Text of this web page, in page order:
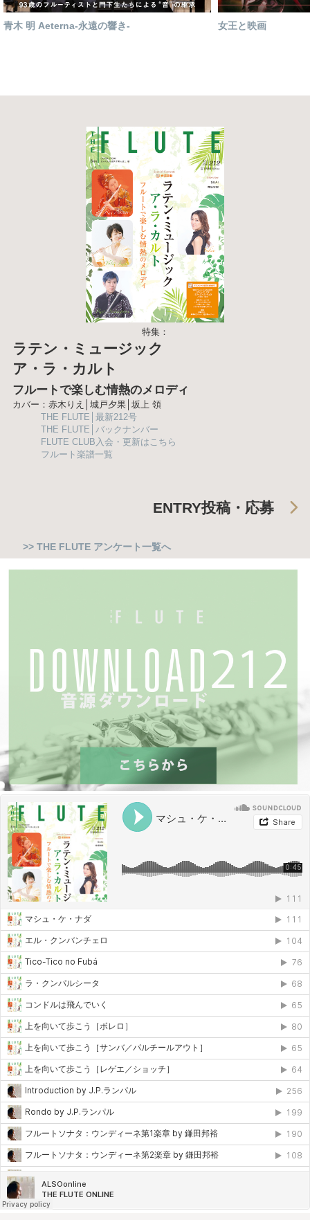
青木 明 Aeterna-永遠の響き- 女王と映画
特集：
ラテン・ミュージック
ア・ラ・カルト
フルートで楽しむ情熱のメロディ
カバー：赤木りえ│城戸夕果│坂上 領
THE FLUTE│最新212号
THE FLUTE│バックナンバー
FLUTE CLUB入会・更新はこちら
フルート楽譜一覧
ENTRY投稿・応募
>> THE FLUTE アンケート一覧へ